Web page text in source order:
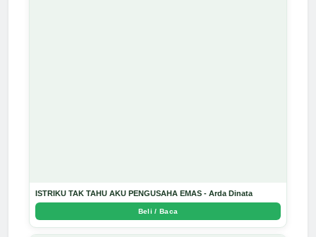
ISTRIKU TAK TAHU AKU PENGUSAHA EMAS - Arda Dinata
Beli / Baca